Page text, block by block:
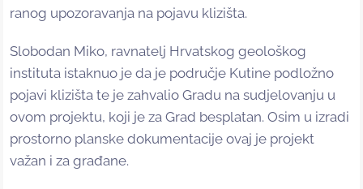
ranog upozoravanja na pojavu klizišta.
Slobodan Miko, ravnatelj Hrvatskog geološkog
instituta istaknuo je da je područje Kutine podložno
pojavi klizišta te je zahvalio Gradu na sudjelovanju u
ovom projektu, koji je za Grad besplatan. Osim u izradi
prostorno planske dokumentacije ovaj je projekt
važan i za građane.